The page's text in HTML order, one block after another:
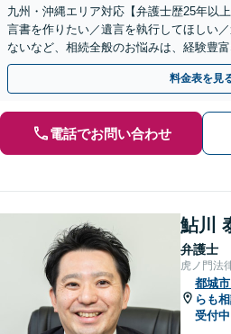
九州・沖縄エリア対応【弁護士歴25年以
言書を作りたい／遺言を執行してほしい
ないなど、相続全般のお悩みは、経験豊
な問題も粘り強く対応し、解決に導きま
料金表を見
電話でお問い合わせ
鮎川
弁護士
虎ノ門法
都城市
らも
受付中